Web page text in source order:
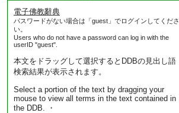
電子佛教辭典
パスワードがない場合は「guest」でログインしてくださ
い。
Users who do not have a password can log in with the
userID "guest".
本文をドラッグして選択するとDDBの見出し語
検索結果が表示されます。
Select a portion of the text by dragging your
mouse to view all terms in the text contained in
the DDB. ・